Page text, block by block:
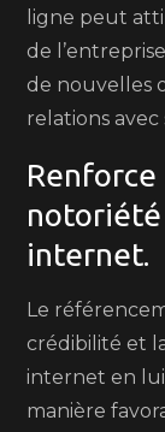
ligne peut
de
de nouvelles
relations avec
notoriété
internet.
Le
crédibilité et
internet en
manière